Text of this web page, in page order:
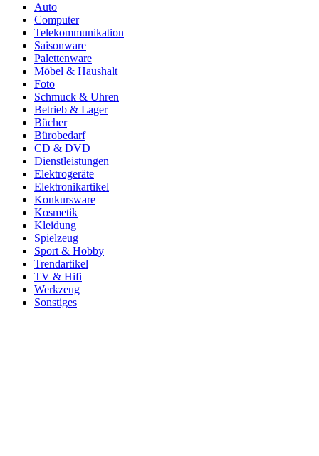
Auto
Computer
Telekommunikation
Saisonware
Palettenware
Möbel & Haushalt
Foto
Schmuck & Uhren
Betrieb & Lager
Bücher
Bürobedarf
CD & DVD
Dienstleistungen
Elektrogeräte
Elektronikartikel
Konkursware
Kosmetik
Kleidung
Spielzeug
Sport & Hobby
Trendartikel
TV & Hifi
Werkzeug
Sonstiges